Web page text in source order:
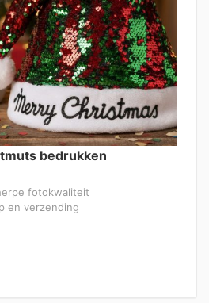
bedrukken
fotokwaliteit
en verzending